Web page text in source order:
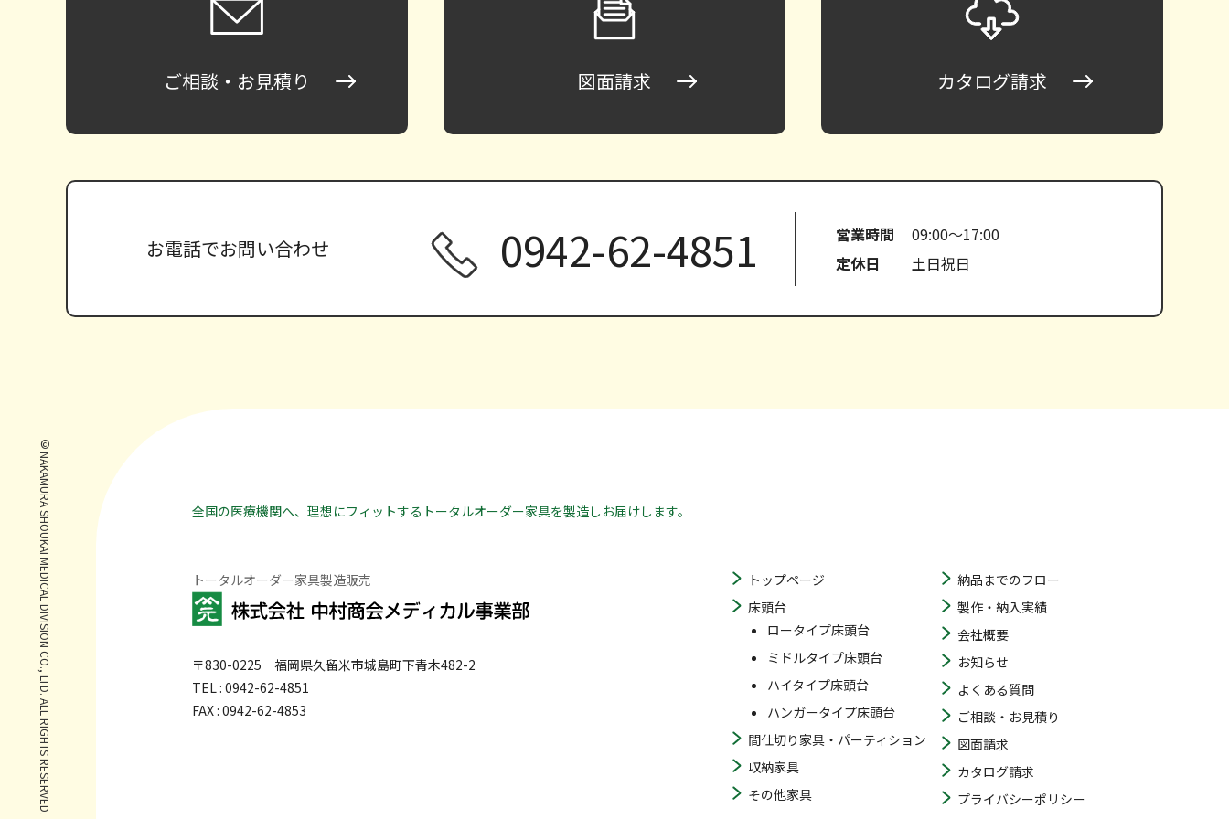
ご相談・お見積り 図面請求 カタログ請求
お電話でお問い合わせ 0942-62-4851 営業時間
09:00～17:00
定休日
土日祝日
全国の医療機関へ、理想にフィットする トータルオーダー家具を製造しお届けします。
トータルオーダー家具製造販売
〒830-0225 福岡県久留米市城島町下青木482-2
TEL : 0942-62-4851
FAX : 0942-62-4853
トップページ
床頭台
ロータイプ床頭台
ミドルタイプ床頭台
ハイタイプ床頭台
ハンガータイプ床頭台
間仕切り家具・パーティション
収納家具
その他家具
納品までのフロー
製作・納入実績
会社概要
お知らせ
よくある質問
ご相談・お見積り
図面請求
カタログ請求
プライバシーポリシー
© NAKAMURA SHOUKAI MEDICAL DIVISION CO., LTD. ALL RIGHTS RESERVED.